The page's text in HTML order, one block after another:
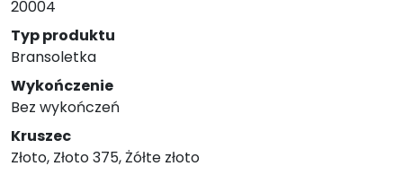
20004
Typ produktu
Bransoletka
Wykończenie
Bez wykończeń
Kruszec
Złoto, Złoto 375, Żółte złoto